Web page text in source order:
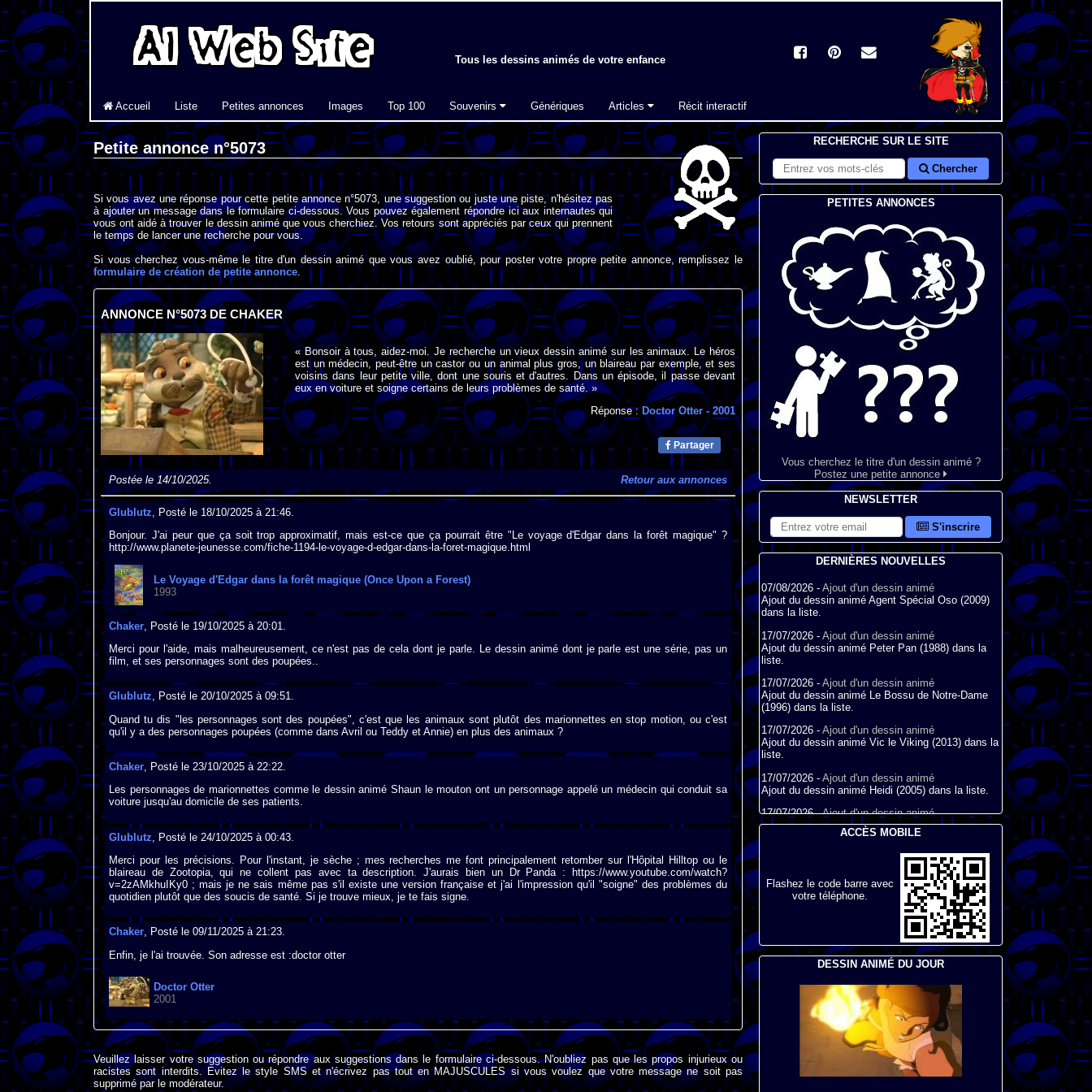
Tous les dessins animés de votre enfance
Accueil Liste Petites annonces Images Top 100 Souvenirs Génériques Articles Récit interactif
Petite annonce n°5073
Si vous avez une réponse pour cette petite annonce n°5073, une suggestion ou juste une piste, n'hésitez pas
à ajouter un message dans le formulaire ci-dessous. Vous pouvez également répondre ici aux internautes qui
vous ont aidé à trouver le dessin animé que vous cherchiez. Vos retours sont appréciés par ceux qui prennent
le temps de lancer une recherche pour vous.
Si vous cherchez vous-même le titre d'un dessin animé que vous avez oublié, pour poster votre propre petite annonce, remplissez le
formulaire de création de petite annonce.
ANNONCE N°5073 DE CHAKER
« Bonsoir à tous, aidez-moi. Je recherche un vieux dessin animé sur les animaux. Le héros
est un médecin, peut-être un castor ou un animal plus gros, un blaireau par exemple, et ses
voisins dans leur petite ville, dont une souris et d'autres. Dans un épisode, il passe devant
eux en voiture et soigne certains de leurs problèmes de santé. »
Réponse :Doctor Otter - 2001
Partager
Postée le 14/10/2025. Retour aux annonces
Glublutz, Posté le 18/10/2025 à 21:46.
Bonjour. J'ai peur que ça soit trop approximatif, mais est-ce que ça pourrait être "Le voyage d'Edgar dans la forêt magique" ?
http://www.planete-jeunesse.com/fiche-1194-le-voyage-d-edgar-dans-la-foret-magique.html
Le Voyage d'Edgar dans la forêt magique (Once Upon a Forest)
1993
Chaker, Posté le 19/10/2025 à 20:01.
Merci pour l'aide, mais malheureusement, ce n'est pas de cela dont je parle. Le dessin animé dont je parle est une série, pas un
film, et ses personnages sont des poupées..
Glublutz, Posté le 20/10/2025 à 09:51.
Quand tu dis "les personnages sont des poupées", c'est que les animaux sont plutôt des marionnettes en stop motion, ou c'est
qu'il y a des personnages poupées (comme dans Avril ou Teddy et Annie) en plus des animaux ?
Chaker, Posté le 23/10/2025 à 22:22.
Les personnages de marionnettes comme le dessin animé Shaun le mouton ont un personnage appelé un médecin qui conduit sa
voiture jusqu'au domicile de ses patients.
Glublutz , Posté le 24/10/2025 à 00:43.
Merci pour les précisions. Pour l'instant, je sèche ; mes recherches me font principalement retomber sur l'Hôpital Hilltop ou le
blaireau de Zootopia, qui ne collent pas avec ta description. J'aurais bien un Dr Panda : https://www.youtube.com/watch?
v=2zAMkhuIKy0 ; mais je ne sais même pas s'il existe une version française et j'ai l'impression qu'il "soigne" des problèmes du
quotidien plutôt que des soucis de santé. Si je trouve mieux, je te fais signe.
Chaker, Posté le 09/11/2025 à 21:23.
Enfin, je l'ai trouvée. Son adresse est :doctor otter
Doctor Otter
2001
Veuillez laisser votre suggestion ou répondre aux suggestions dans le formulaire ci-dessous. N'oubliez pas que les propos injurieux ou
racistes sont interdits. Evitez le style SMS et n'écrivez pas tout en MAJUSCULES si vous voulez que votre message ne soit pas
supprimé par le modérateur.
RECHERCHE SUR LE SITE
Chercher
PETITES ANNONCES
Vous cherchez le titre d'un dessin animé ?
Postez une petite annonce
NEWSLETTER
S'inscrire
DERNIÈRES NOUVELLES
07/08/2026 - Ajout d'un dessin animé
Ajout du dessin animé Agent Spécial Oso (2009)
dans la liste.
17/07/2026 - Ajout d'un dessin animé
Ajout du dessin animé Peter Pan (1988) dans la
liste.
17/07/2026 - Ajout d'un dessin animé
Ajout du dessin animé Le Bossu de Notre-Dame
(1996) dans la liste.
17/07/2026 - Ajout d'un dessin animé
Ajout du dessin animé Vic le Viking (2013) dans la
liste.
17/07/2026 - Ajout d'un dessin animé
Ajout du dessin animé Heidi (2005) dans la liste.
17/07/2026 -Ajout d'un dessin animé
Ajout du dessin animé Heidi et le lynx des
montagnes (2025) dans la liste.
Ajout d'un dessin animé
Ajout du dessin animé Heidi (2015) dans la liste.
17/07/2026 -Ajout d'un dessin animé
Ajout du dessin animé Heidi (1995) dans la liste.
Ajout d'un dessin animé
Ajout du dessin animé Genki l'Aventurier de la
Chance (2006) dans la liste.
Ajout du dessin animé Vilain Petit Canard (2000)
dans la liste.
ACCÈS MOBILE
Flashez le code barre avec
votre téléphone.
DESSIN ANIMÉ DU JOUR